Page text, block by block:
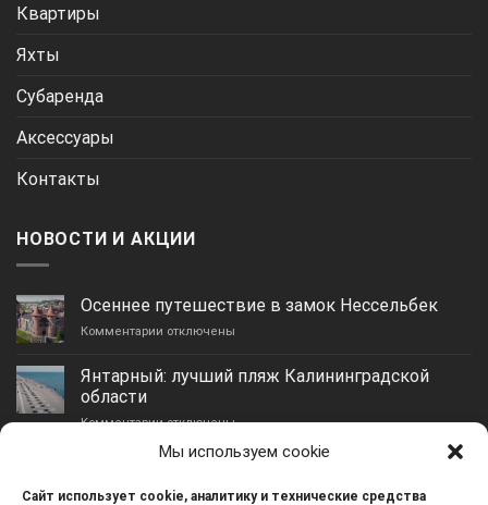
Мы используем cookie
Сайт использует cookie, аналитику и технические средства
Квартиры
Яхты
Субаренда
Аксессуары
Контакты
НОВОСТИ И АКЦИИ
Осеннее путешествие в замок Нессельбек
Комментарии к
путешествие
замок
отключены
Янтарный: лучший пляж Калининградской
области
Комментариик
Янтарный:
пляж
отключены
Гурьевск: идеальное место для отдыха и